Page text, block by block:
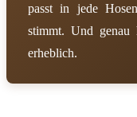
passt in jede
stimmt. Und genau
erheblich.